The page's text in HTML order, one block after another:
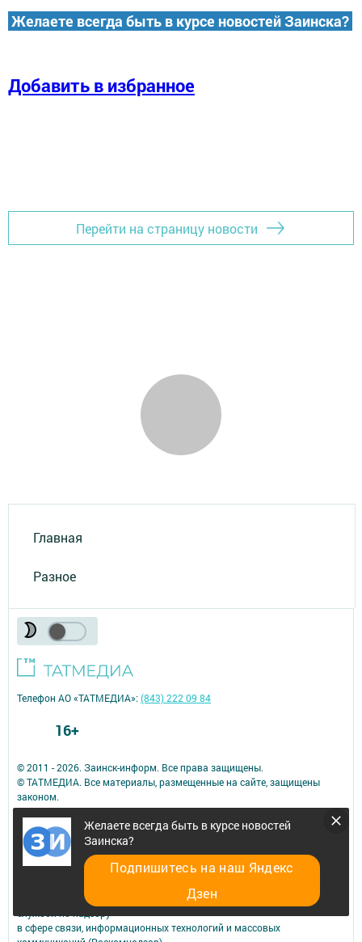
Желаете всегда быть в курсе новостей Заинска?
Добавить в избранное
Перейти на страницу новости
Главная
Разное
Желаете всегда быть в курсе новостей
Заинска?
Подпишитесь на наш Яндекс
Дзен
© 2011 - 2026. Заинск-информ. Все права защищены.
© ТАТМЕДИА. Все материалы, размещенные на сайте, защищены
законом.
Перепечатка, воспроизведение и распространение в любом объеме
информации,
размещенной на сайте, возможна только с письменного согласия
редакций СМИ.
При поддержке Республиканского агентства по печати и массовым
Сетевое издание: «Заинск-информ» зарегистрировано Федеральной
в сфере связи, информационных технологий и массовых
Телефон АО «ТАТМЕДИА»:(843) 222 09 84
16+